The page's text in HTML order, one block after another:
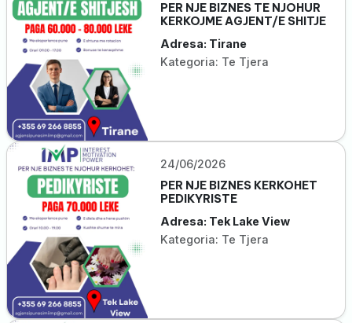
PER NJE BIZNES TE NJOHUR
KERKOJME AGJENT/E SHITJE
Adresa: Tirane
Kategoria: Te Tjera
24/06/2026
PER NJE BIZNES KERKOHET
PEDIKYRISTE
Adresa: Tek Lake View
Kategoria: Te Tjera